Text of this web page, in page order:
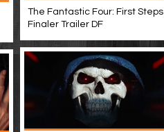
The Fantastic Four: First Steps
Finaler Trailer DF